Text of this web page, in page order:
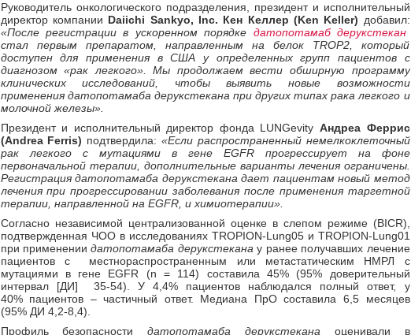
Руководитель онкологического подразделения, президент и исполнительный
директор компании Daiichi Sankyo, Inc. Кен Келлер (Ken Keller) добавил:
«После регистрации в ускоренном порядке датопотамаб дерукстекан
стал первым препаратом, направленным на белок TROP2, который
доступен для применения в США у определенных групп пациентов с
диагнозом «рак легкого». Мы продолжаем вести обширную программу
клинических исследований, чтобы выявить новые возможности
применения датопотамаба дерукстекана при других типах рака легкого и
молочной железы».
Президент и исполнительный директор фонда LUNGevity Андреа Феррис
(Andrea Ferris) подтвердила: «Если распространенный немелкоклеточный
рак легкого с мутациями в гене EGFR прогрессирует на фоне
первоначальной терапии, дополнительные варианты лечения ограничены.
Регистрация датопотамаба дерукстекана дает пациентам новый метод
лечения при прогрессировании заболевания после применения таргетной
терапии, направленной на EGFR, и химиотерапии».
Согласно независимой централизованной оценке в слепом режиме (BICR),
подтвержденная ЧОО в исследованиях TROPION-Lung05 и TROPION-Lung01
при применениидатопотамаба дерукстекана у ранее получавших лечение
пациентов с местнораспространенным или метастатическим НМРЛ с
мутациями в гене EGFR (n = 114) составила 45% (95% доверительный
интервал [ДИ] 35-54). У 4,4% пациентов наблюдался полный ответ, у
40% пациентов –частичный ответ. Медиана ПрО составила 6,5 месяцев
(95% ДИ 4,2-8,4).
Профиль безопасностидатопотамаба дерукстекана оценивали в